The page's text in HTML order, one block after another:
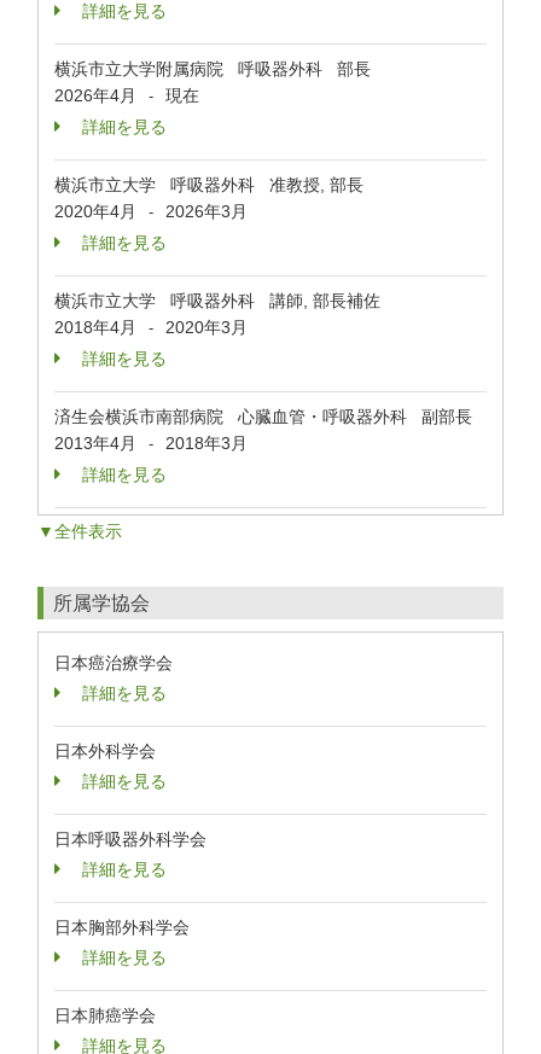
詳細を見る
横浜市立大学附属病院 呼吸器外科 部長
2026年4月
-
現在
詳細を見る
横浜市立大学 呼吸器外科 准教授, 部長
2020年4月
-
2026年3月
詳細を見る
横浜市立大学 呼吸器外科 講師, 部長補佐
2018年4月
-
2020年3月
詳細を見る
済生会横浜市南部病院 心臓血管・呼吸器外科 副部長
2013年4月
-
2018年3月
詳細を見る
▼全件表示
所属学協会
日本癌治療学会
詳細を見る
日本外科学会
詳細を見る
日本呼吸器外科学会
詳細を見る
日本胸部外科学会
詳細を見る
日本肺癌学会
詳細を見る